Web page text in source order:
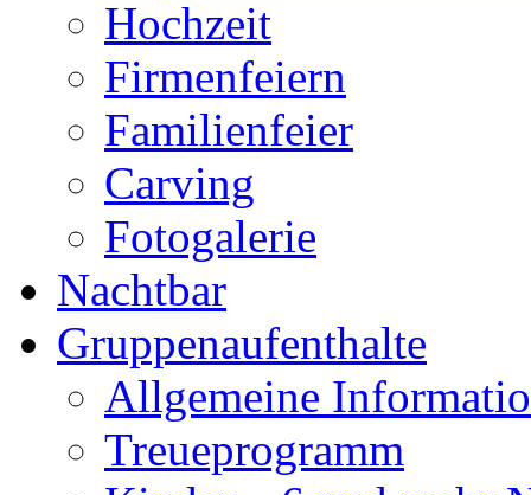
Hochzeit
Firmenfeiern
Familienfeier
Carving
Fotogalerie
Nachtbar
Gruppenaufenthalte
Allgemeine
Treueprogramm